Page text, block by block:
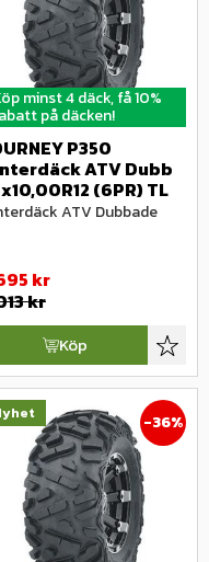
minst 4 däck, få 10%
på däcken!
P350
ATV Dubb
(6PR) TL
ATV Dubbade
kr
kr
Lägg
Köp
36%